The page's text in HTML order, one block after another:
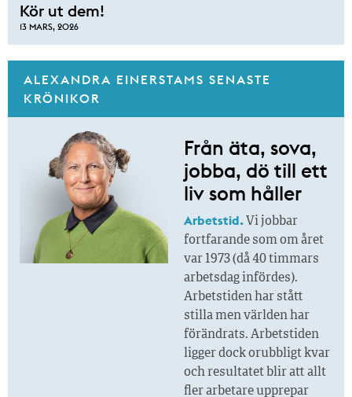
Kör ut dem!
13 MARS, 2026
ALEXANDRA EINERSTAMS SENASTE
KRÖNIKOR
Från äta, sova,
jobba, dö till ett
liv som håller
Arbetstid. Vi jobbar
fortfarande som om året
var 1973 (då 40 timmars
arbetsdag infördes).
Arbetstiden har stått
stilla men världen har
förändrats. Arbetstiden
ligger dock orubbligt kvar
och resultatet blir att allt
fler arbetare upprepar